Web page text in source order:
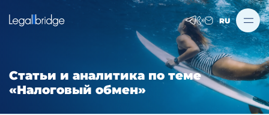
RU
Статьи и аналитика по теме
«Налоговый обмен»